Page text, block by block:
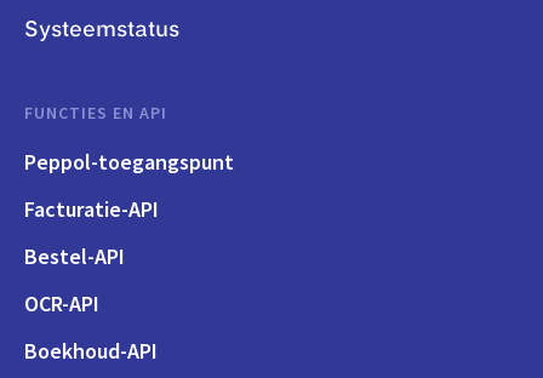
Systeemstatus
FUNCTIES EN API
Peppol-toegangspunt
Facturatie-API
Bestel-API
OCR-API
Boekhoud-API